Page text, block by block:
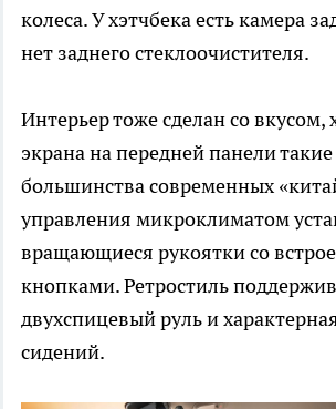
колеса. У хэтчбека есть камера
нет заднего стеклоочистителя.
Интерьер тоже сделан со вкусом,
экрана на передней панели
большинства современных
управления микроклиматом
вращающиеся рукоятки со
кнопками. Ретростиль
двухспицевый руль и
сидений.